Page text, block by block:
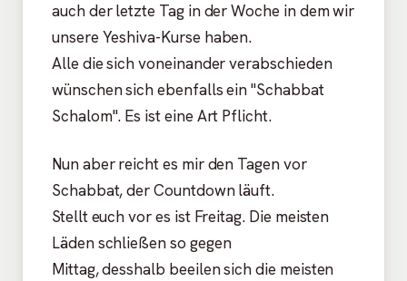
auch der letzte Tag in der Woche in dem wir
unsere Yeshiva-Kurse haben.
Alle die sich voneinander verabschieden
wünschen sich ebenfalls ein "Schabbat
Schalom". Es ist eine Art Pflicht.
Nun aber reicht es mir den Tagen vor
Schabbat, der Countdown läuft.
Stellt euch vor es ist Freitag. Die meisten
Läden schließen so gegen
Mittag, desshalb beeilen sich die meisten